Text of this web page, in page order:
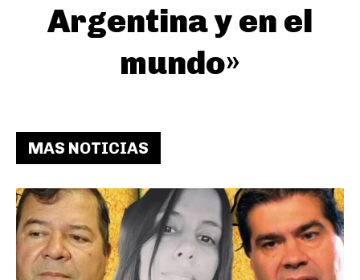
Argentina y en el
mundo»
MAS NOTICIAS